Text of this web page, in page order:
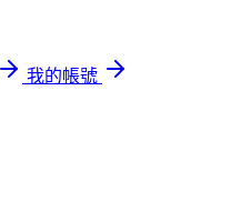
我的帳號